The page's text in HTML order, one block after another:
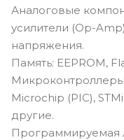
Аналоговые
усилители (Op-
напряжения.
Память: EEPROM,
Microchip (PIC),
другие.
Программируемая